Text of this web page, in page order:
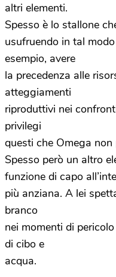
altri elementi.
Spesso è lo stallone
usufruendo in tal
esempio, avere
la precedenza alle
atteggiamenti
riproduttivi nei
privilegi
questi che Omega
Spesso però un altro
funzione di capo
più anziana. A lei
branco
nei momenti di
di cibo e
acqua.